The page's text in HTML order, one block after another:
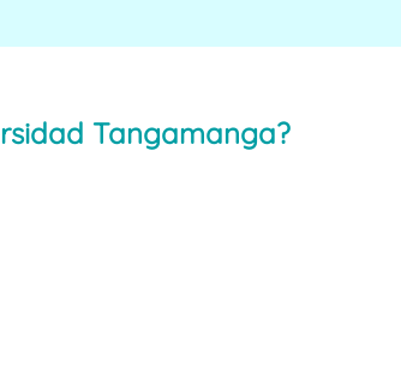
Tangamanga?